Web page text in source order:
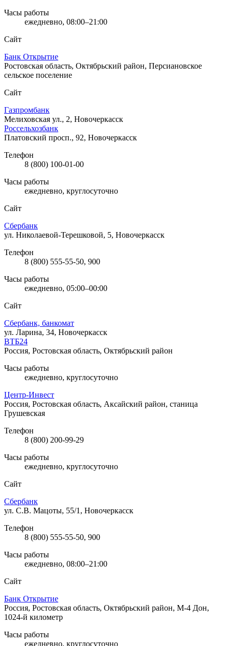
Часы работы
ежедневно, 08:00–21:00
Сайт
Банк Открытие
Ростовская область, Октябрьский район, Персиановское
сельское поселение
Сайт
Газпромбанк
Мелиховская ул., 2, Новочеркасск
Россельхозбанк
Платовский просп., 92, Новочеркасск
Телефон
8 (800) 100-01-00
Часы работы
ежедневно, круглосуточно
Сайт
Сбербанк
ул. Николаевой-Терешковой, 5, Новочеркасск
Телефон
8 (800) 555-55-50, 900
Часы работы
ежедневно, 05:00–00:00
Сайт
Сбербанк, банкомат
ул. Ларина, 34, Новочеркасск
ВТБ24
Россия, Ростовская область, Октябрьский район
Часы работы
ежедневно, круглосуточно
Центр-Инвест
Россия, Ростовская область, Аксайский район, станица
Грушевская
Телефон
8 (800) 200-99-29
Часы работы
ежедневно, круглосуточно
Сайт
Сбербанк
ул. С.В. Мацоты, 55/1, Новочеркасск
Телефон
8 (800) 555-55-50, 900
Часы работы
ежедневно, 08:00–21:00
Сайт
Банк Открытие
Россия, Ростовская область, Октябрьский район, М-4 Дон,
1024-й километр
Часы работы
ежедневно, круглосуточно